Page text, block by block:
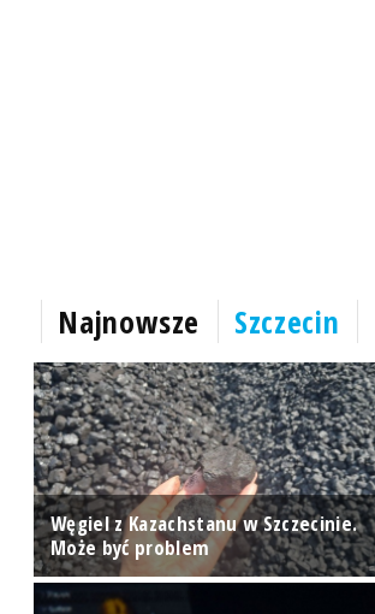
Najnowsze Szczecin
Węgiel z Kazachstanu w Szczecinie.
Może być problem